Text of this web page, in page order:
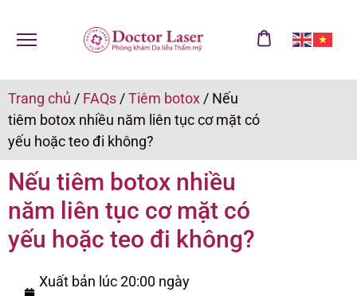
Trang chủ / FAQs /Tiêm botox / Nếu
tiêm botox nhiều năm liên tục cơ mặt có
yếu hoặc teo đi không?
Nếu tiêm botox nhiều
năm liên tục cơ mặt có
yếu hoặc teo đi không?
Xuất bản lúc 20:00 ngày